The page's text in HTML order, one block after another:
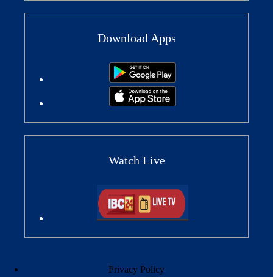
Download Apps
Watch Live
Privacy Policy